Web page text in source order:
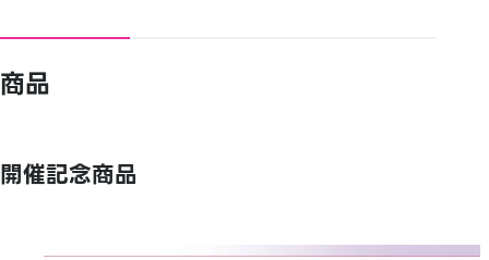
商品
開催記念商品